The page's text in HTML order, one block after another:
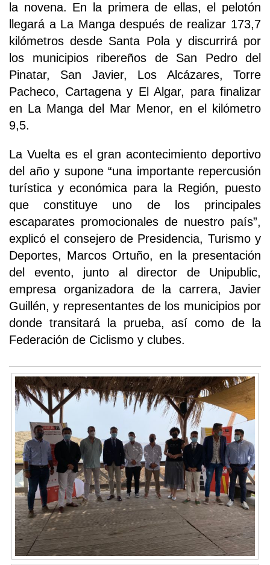
la novena. En la primera de ellas, el pelotón
llegará a La Manga después de realizar 173,7
kilómetros desde Santa Pola y discurrirá por
los municipios ribereños de San Pedro del
Pinatar, San Javier, Los Alcázares, Torre
Pacheco, Cartagena y El Algar, para finalizar
en La Manga del Mar Menor, en el kilómetro
9,5.
La Vuelta es el gran acontecimiento deportivo
del año y supone “una importante repercusión
turística y económica para la Región, puesto
que constituye uno de los principales
escaparates promocionales de nuestro país”,
explicó el consejero de Presidencia, Turismo y
Deportes, Marcos Ortuño, en la presentación
del evento, junto al director de Unipublic,
empresa organizadora de la carrera, Javier
Guillén, y representantes de los municipios por
donde transitará la prueba, así como de la
Federación de Ciclismo y clubes.